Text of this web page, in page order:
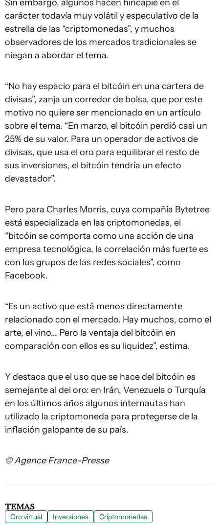
Sin embargo, algunos hacen hincapié en el
carácter todavía muy volátil y especulativo de la
estrella de las “criptomonedas”, y muchos
observadores de los mercados tradicionales se
niegan a abordar el tema.
“No hay espacio para el bitcóin en una cartera de
divisas”, zanja un corredor de bolsa, que por este
motivo no quiere ser mencionado en un artículo
sobre el tema. “En marzo, el bitcóin perdió casi un
25% de su valor. Para un operador de activos de
divisas, que usa el oro para equilibrar el resto de
sus inversiones, el bitcóin tendría un efecto
devastador”.
Pero para Charles Morris, cuya compañía Bytetree
está especializada en las criptomonedas, el
“bitcóin se comporta como una acción de una
empresa tecnológica, la correlación más fuerte es
con los grupos de las redes sociales”, como
Facebook.
“Es un activo que está menos directamente
relacionado con el mercado. Hay muchos, como el
arte, el vino... Pero la ventaja del bitcóin en
comparación con ellos es su liquidez”, estima.
Y destaca que el uso que se hace del bitcóin es
semejante al del oro: en Irán, Venezuela o Turquía
en los últimos años algunos internautas han
utilizado la criptomoneda para protegerse de la
inflación galopante de su país.
© Agence France-Presse
TEMAS
Oro virtual Inversiones Criptomonedas